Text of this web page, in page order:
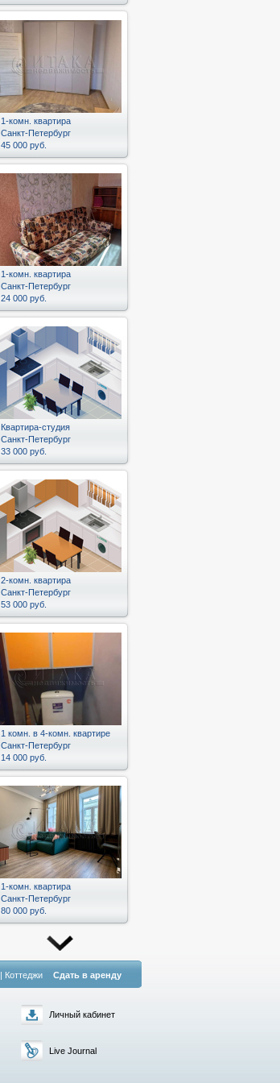
1-комн. квартира
Санкт-Петербург
45 000 руб.
1-комн. квартира
Санкт-Петербург
24 000 руб.
Квартира-студия
Санкт-Петербург
33 000 руб.
2-комн. квартира
Санкт-Петербург
53 000 руб.
1 комн. в 4-комн. квартире
Санкт-Петербург
14 000 руб.
1-комн. квартира
Санкт-Петербург
80 000 руб.
| Коттеджи Сдать в аренду
Личный кабинет
Live Journal